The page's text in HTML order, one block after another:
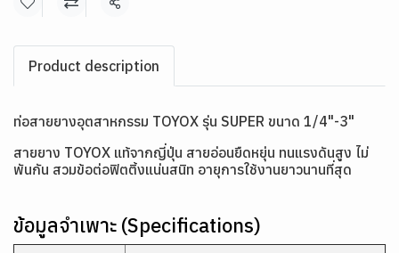
แชร์
Product description
ท่อสายยางอุตสาหกรรม TOYOX รุ่น SUPER ขนาด 1/4"-3"
สายยาง TOYOX แท้จากญี่ปุ่น สายอ่อนยืดหยุ่น ทนแรงดันสูง ไม่
พันกัน สวมข้อต่อฟิตติ้งแน่นสนิท อายุการใช้งานยาวนานที่สุด
ข้อมูลจำเพาะ (Specifications)